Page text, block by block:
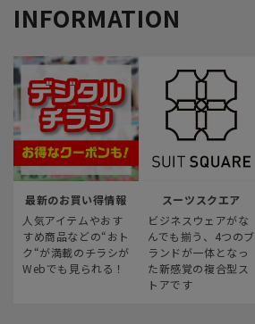
INFORMATION
最新のお買い得情報
人気アイテムやおす
すめ商品などの“おト
ク“が満載のチラシが
Webでも見られる！
スーツスクエア
ビジネスウェアがな
んでも揃う、4つのブ
ランドが一体となっ
た新感覚の複合型ス
トアです